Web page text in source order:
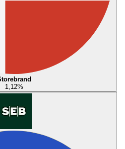
1,12%